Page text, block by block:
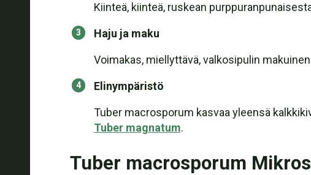
Kiinteä, kiinteä, ruskean
Haju ja maku
Voimakas, miellyttävä, valkosipulin
Elinympäristö
Tuber macrosporum kasvaa yleensä
Tuber magnatum.
Tuber macrosporum